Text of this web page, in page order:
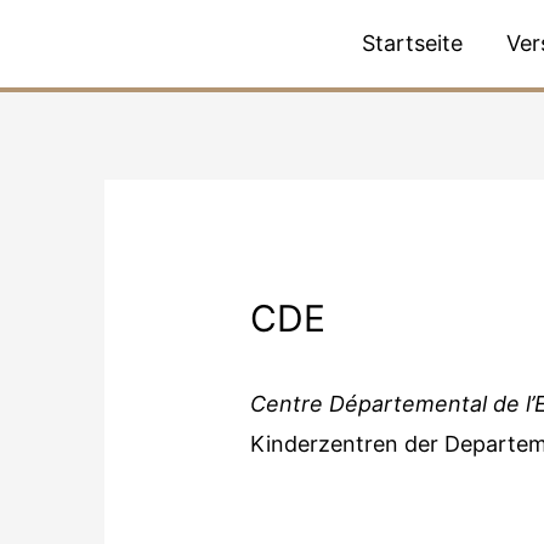
Startseite
CDE
Centre Départemental de
Kinderzentren der